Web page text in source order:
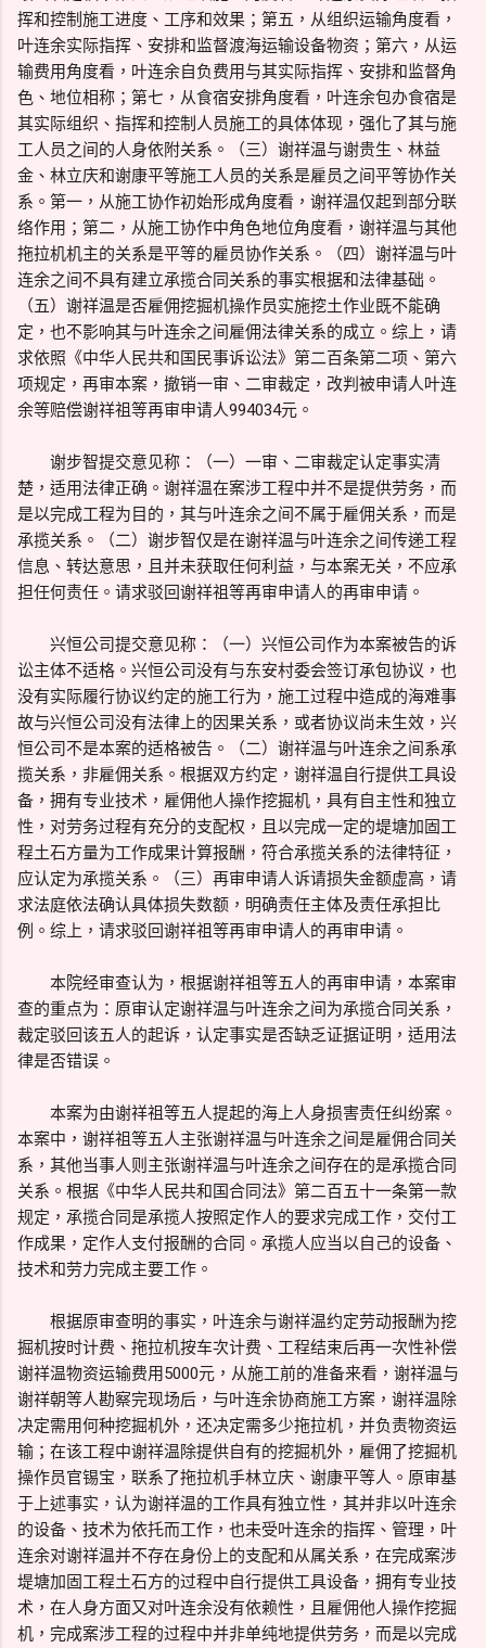
挥和控制施工进度、工序和效果；第五，从组织运输角度看，
叶连余实际指挥、安排和监督渡海运输设备物资；第六，从运
输费用角度看，叶连余自负费用与其实际指挥、安排和监督角
色、地位相称；第七，从食宿安排角度看，叶连余包办食宿是
其实际组织、指挥和控制人员施工的具体体现，强化了其与施
工人员之间的人身依附关系。（三）谢祥温与谢贵生、林益
金、林立庆和谢康平等施工人员的关系是雇员之间平等协作关
系。第一，从施工协作初始形成角度看，谢祥温仅起到部分联
络作用；第二，从施工协作中角色地位角度看，谢祥温与其他
拖拉机机主的关系是平等的雇员协作关系。（四）谢祥温与叶
连余之间不具有建立承揽合同关系的事实根据和法律基础。
（五）谢祥温是否雇佣挖掘机操作员实施挖土作业既不能确
定，也不影响其与叶连余之间雇佣法律关系的成立。综上，请
求依照《中华人民共和国民事诉讼法》第二百条第二项、第六
项规定，再审本案，撤销一审、二审裁定，改判被申请人叶连
余等赔偿谢祥祖等再审申请人994034元。
谢步智提交意见称：（一）一审、二审裁定认定事实清
楚，适用法律正确。谢祥温在案涉工程中并不是提供劳务，而
是以完成工程为目的，其与叶连余之间不属于雇佣关系，而是
承揽关系。（二）谢步智仅是在谢祥温与叶连余之间传递工程
信息、转达意思，且并未获取任何利益，与本案无关，不应承
担任何责任。请求驳回谢祥祖等再审申请人的再审申请。
兴恒公司提交意见称：（一）兴恒公司作为本案被告的诉
讼主体不适格。兴恒公司没有与东安村委会签订承包协议，也
没有实际履行协议约定的施工行为，施工过程中造成的海难事
故与兴恒公司没有法律上的因果关系，或者协议尚未生效，兴
恒公司不是本案的适格被告。（二）谢祥温与叶连余之间系承
揽关系，非雇佣关系。根据双方约定，谢祥温自行提供工具设
备，拥有专业技术，雇佣他人操作挖掘机，具有自主性和独立
性，对劳务过程有充分的支配权，且以完成一定的堤塘加固工
程土石方量为工作成果计算报酬，符合承揽关系的法律特征，
应认定为承揽关系。（三）再审申请人诉请损失金额虚高，请
求法庭依法确认具体损失数额，明确责任主体及责任承担比
例。综上，请求驳回谢祥祖等再审申请人的再审申请。
本院经审查认为，根据谢祥祖等五人的再审申请，本案审
查的重点为：原审认定谢祥温与叶连余之间为承揽合同关系，
裁定驳回该五人的起诉，认定事实是否缺乏证据证明，适用法
律是否错误。
本案为由谢祥祖等五人提起的海上人身损害责任纠纷案。
本案中，谢祥祖等五人主张谢祥温与叶连余之间是雇佣合同关
系，其他当事人则主张谢祥温与叶连余之间存在的是承揽合同
关系。根据《中华人民共和国合同法》第二百五十一条第一款
规定，承揽合同是承揽人按照定作人的要求完成工作，交付工
作成果，定作人支付报酬的合同。承揽人应当以自己的设备、
技术和劳力完成主要工作。
根据原审查明的事实，叶连余与谢祥温约定劳动报酬为挖
掘机按时计费、拖拉机按车次计费、工程结束后再一次性补偿
谢祥温物资运输费用5000元，从施工前的准备来看，谢祥温与
谢祥朝等人勘察完现场后，与叶连余协商施工方案，谢祥温除
决定需用何种挖掘机外，还决定需多少拖拉机，并负责物资运
输；在该工程中谢祥温除提供自有的挖掘机外，雇佣了挖掘机
操作员官锡宝，联系了拖拉机手林立庆、谢康平等人。原审基
于上述事实，认为谢祥温的工作具有独立性，其并非以叶连余
的设备、技术为依托而工作，也未受叶连余的指挥、管理，叶
连余对谢祥温并不存在身份上的支配和从属关系，在完成案涉
堤塘加固工程土石方的过程中自行提供工具设备，拥有专业技
术，在人身方面又对叶连余没有依赖性，且雇佣他人操作挖掘
机，完成案涉工程的过程中并非单纯地提供劳务，而是以完成